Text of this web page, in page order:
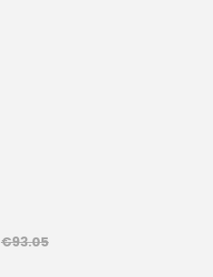
€93.05
Sazinies